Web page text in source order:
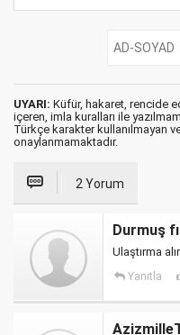
UYARI: Küfür, hakaret, rencide
içeren, imla kuralları ile
Türkçe karakter kullanılmayan
onaylanmamaktadır.
2 Yorum
Durmuş
Ulaştırma
Yanıtla